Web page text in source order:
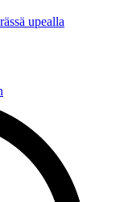
upealla